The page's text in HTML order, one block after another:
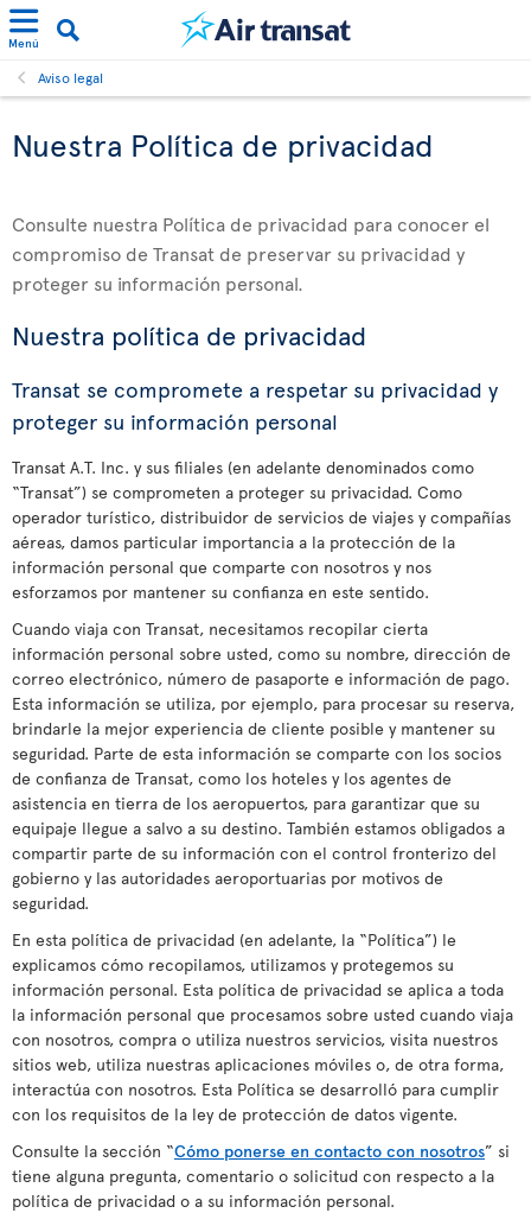
Menú
Aviso legal
Nuestra Política de privacidad
Consulte nuestra Política de privacidad para conocer el
compromiso de Transat de preservar su privacidad y
proteger su información personal.
Nuestra política de privacidad
Transat se compromete a respetar su privacidad y
proteger su información personal
Transat A.T. Inc. y sus filiales (en adelante denominados como
“Transat”) se comprometen a proteger su privacidad. Como
operador turístico, distribuidor de servicios de viajes y compañías
aéreas, damos particular importancia a la protección de la
información personal que comparte con nosotros y nos
esforzamos por mantener su confianza en este sentido.
Cuando viaja con Transat, necesitamos recopilar cierta
información personal sobre usted, como su nombre, dirección de
correo electrónico, número de pasaporte e información de pago.
Esta información se utiliza, por ejemplo, para procesar su reserva,
brindarle la mejor experiencia de cliente posible y mantener su
seguridad. Parte de esta información se comparte con los socios
de confianza de Transat, como los hoteles y los agentes de
asistencia en tierra de los aeropuertos, para garantizar que su
equipaje llegue a salvo a su destino. También estamos obligados a
compartir parte de su información con el control fronterizo del
gobierno y las autoridades aeroportuarias por motivos de
seguridad.
En esta política de privacidad (en adelante, la “Política”) le
explicamos cómo recopilamos, utilizamos y protegemos su
información personal. Esta política de privacidad se aplica a toda
la información personal que procesamos sobre usted cuando viaja
con nosotros, compra o utiliza nuestros servicios, visita nuestros
sitios web, utiliza nuestras aplicaciones móviles o, de otra forma,
interactúa con nosotros. Esta Política se desarrolló para cumplir
con los requisitos de la ley de protección de datos vigente.
Consulte la sección “Cómo ponerse en contacto con nosotros” si
tiene alguna pregunta, comentario o solicitud con respecto a la
política de privacidad o a su información personal.